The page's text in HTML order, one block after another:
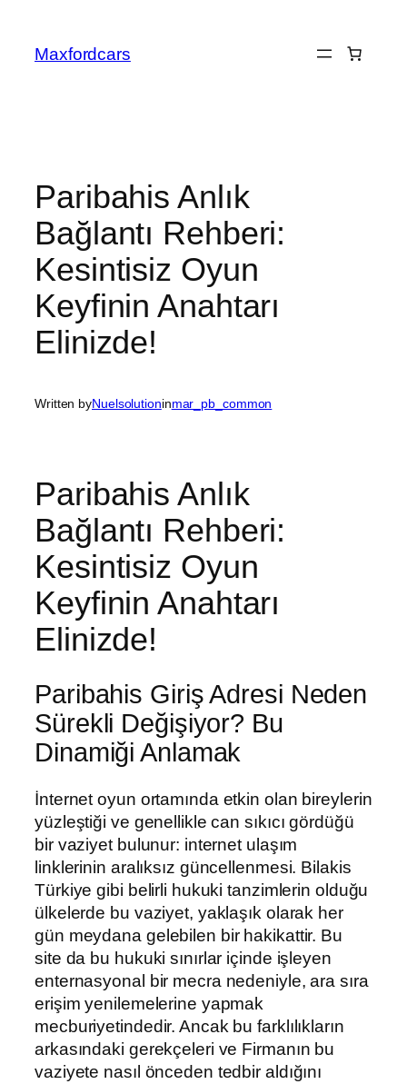
content
Maxfordcars
Paribahis Anlık
Bağlantı Rehberi:
Kesintisiz Oyun
Keyfinin Anahtarı
Elinizde!
Written byNuelsolutioninmar_pb_common
Paribahis Anlık
Bağlantı Rehberi:
Kesintisiz Oyun
Keyfinin Anahtarı
Elinizde!
Paribahis Giriş Adresi Neden
Sürekli Değişiyor? Bu
Dinamiği Anlamak
İnternet oyun ortamında etkin olan bireylerin
yüzleştiği ve genellikle can sıkıcı gördüğü
bir vaziyet bulunur: internet ulaşım
linklerinin aralıksız güncellenmesi. Bilakis
Türkiye gibi belirli hukuki tanzimlerin olduğu
ülkelerde bu vaziyet, yaklaşık olarak her
gün meydana gelebilen bir hakikattir. Bu
site da bu hukuki sınırlar içinde işleyen
enternasyonal bir mecra nedeniyle, ara sıra
erişim yenilemelerine yapmak
mecburiyetindedir. Ancak bu farklılıkların
arkasındaki gerekçeleri ve Firmanın bu
vaziyete nasıl önceden tedbir aldığını